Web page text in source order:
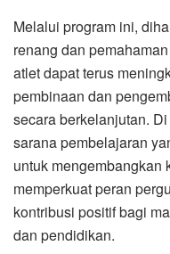
Melalui program ini,
renang dan
atlet dapat terus
pembinaan dan
secara berkelanjutan.
sarana pembelajaran
untuk mengembangkan
memperkuat peran
kontribusi positif bagi
dan pendidikan.